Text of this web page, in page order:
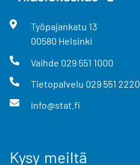
Työpajankatu 13
00580 Helsinki
Vaihde 029 551 1000
Tietopalvelu 029 551 2220
info@stat.fi
Kysy meiltä